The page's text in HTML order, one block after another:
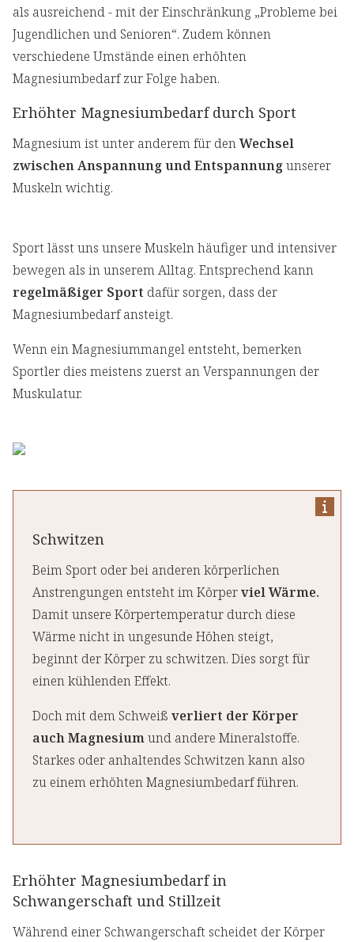
als ausreichend - mit der Einschränkung „Probleme bei
Jugendlichen und Senioren“. Zudem können
verschiedene Umstände einen erhöhten
Magnesiumbedarf zur Folge haben.
Erhöhter Magnesiumbedarf durch Sport
Magnesium ist unter anderem für denWechsel
zwischen Anspannung und Entspannungunserer
Muskeln wichtig.
Sport lässt uns unsere Muskeln häufiger und intensiver
bewegen als in unserem Alltag. Entsprechend kann
regelmäßiger Sport dafür sorgen, dass der
Magnesiumbedarf ansteigt.
Wenn ein Magnesiummangel entsteht, bemerken
Sportler dies meistens zuerst an Verspannungen der
Muskulatur.
Schwitzen
Beim Sport oder bei anderen körperlichen
Anstrengungen entsteht im Körperviel Wärme.
Damit unsere Körpertemperatur durch diese
Wärme nicht in ungesunde Höhen steigt,
beginnt der Körper zu schwitzen. Dies sorgt für
einen kühlenden Effekt.
Doch mit dem Schweiß verliert der Körper
auch Magnesiumund andere Mineralstoffe.
Starkes oder anhaltendes Schwitzen kann also
zu einem erhöhten Magnesiumbedarf führen.
Erhöhter Magnesiumbedarf in
Schwangerschaft und Stillzeit
Während einer Schwangerschaft scheidet der Körper